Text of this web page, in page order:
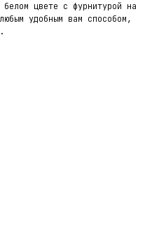
цвете с фурнитурой на
удобным вам способом,